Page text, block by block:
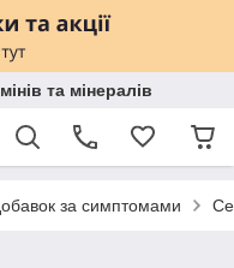
та мінералів
за симптомами